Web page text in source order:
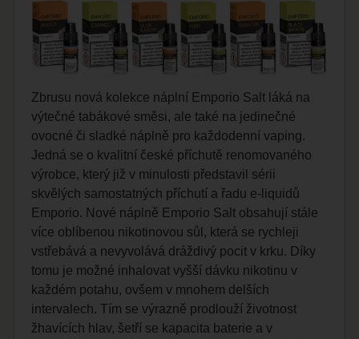
Zbrusu nová kolekce náplní Emporio Salt láká na
výtečné tabákové směsi, ale také na jedinečné
ovocné či sladké náplně pro každodennívaping.
Jedná se o kvalitní české příchutě renomovaného
výrobce, který již v minulosti představil sérii
skvělých samostatných příchutí a řadu e-liquidů
Emporio. Nové náplně Emporio Salt obsahují stále
více oblíbenou nikotinovou sůl, která se rychleji
vstřebává a nevyvolává dráždivý pocit v krku. Díky
tomu je možné inhalovat vyšší dávku nikotinu v
každém potahu, ovšem v mnohem delších
intervalech. Tím se výrazně prodlouží životnost
žhavících hlav, šetří se kapacita baterie a v